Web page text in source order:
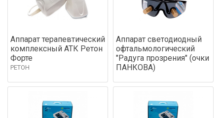
Аппарат терапевтический
комплексный АТК Ретон
Форте
РЕТОН
Аппарат светодиодный
офтальмологический
"Радуга прозрения" (очки
ПАНКОВА)